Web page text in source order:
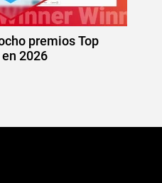
premios Top
2026